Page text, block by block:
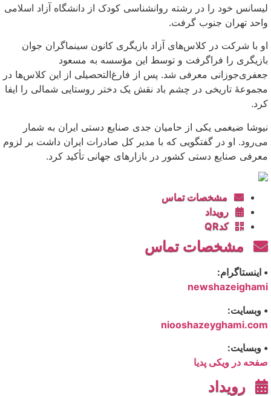
لیسانس خود را در رشته روانشناسی کودک از دانشگاه آزاد اسلامی
واحد تهران جنوب گرفت.
او با شرکت در کلاس‌های آزاد بازیگری کانون سینماگران جوان
بازیگری را فراگرفت و توسط این مؤسسه به مسعود
جعفری‌جوزانی معرفی شد. پس از فارغ‌التحصیلی از این کلاس‌ها در
مجموعهٔ تاریخی در چشم باد نقش یک دختر روستایی شمالی را ایفا
کرد.
نیوشا ضیغمی یکی از حامیان جدی صنایع دستی ایران به شمار
می‌رود. او در گفتگویی که با مدیر کل صادرات ایران داشت بر لزوم
معرفی صنایع دستی کشور در بازارهای جهانی تأکید کرد.
مشخصات تماس
رویداد
کدQR
مشخصات تماس
• اینستاگرام:
newshazeighami
• وبسایت:
niooshazeyghami.com
• وبسایت:
صفحه در ویکی پدیا
رویداد